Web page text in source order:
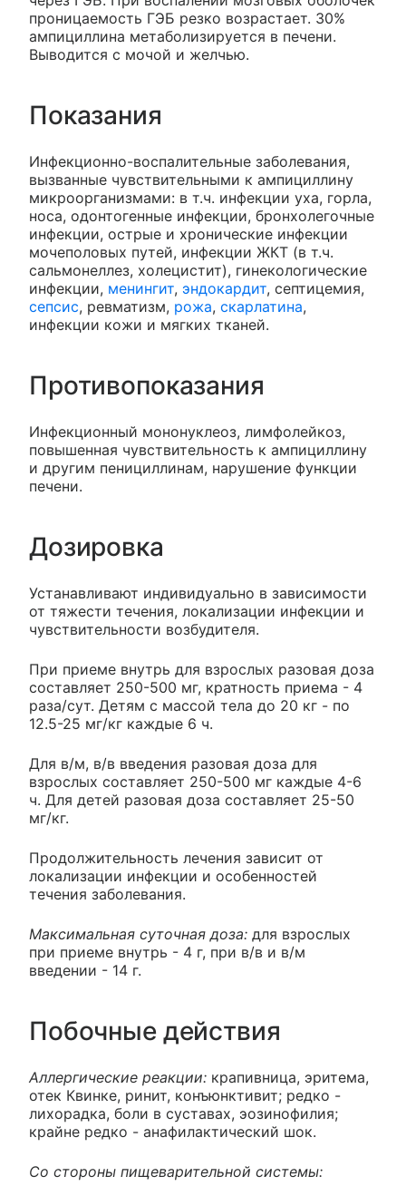
проницаемость ГЭБ резко возрастает. 30%
ампициллина метаболизируется в печени.
Выводится с мочой и желчью.
Показания
Инфекционно-воспалительные заболевания,
вызванные чувствительными к ампициллину
микроорганизмами: в т.ч. инфекции уха, горла,
носа, одонтогенные инфекции, бронхолегочные
инфекции, острые и хронические инфекции
мочеполовых путей, инфекции ЖКТ (в т.ч.
сальмонеллез, холецистит), гинекологические
инфекции, менингит, эндокардит, септицемия,
сепсис, ревматизм, рожа, скарлатина,
инфекции кожи и мягких тканей.
Противопоказания
Инфекционный мононуклеоз, лимфолейкоз,
повышенная чувствительность к ампициллину
и другим пенициллинам, нарушение функции
печени.
Дозировка
Устанавливают индивидуально в зависимости
от тяжести течения, локализации инфекции и
чувствительности возбудителя.
При приеме внутрь для взрослых разовая доза
составляет 250-500 мг, кратность приема - 4
раза/сут. Детям с массой тела до 20 кг - по
12.5-25 мг/кг каждые 6 ч.
Для в/м, в/в введения разовая доза для
взрослых составляет 250-500 мг каждые 4-6
ч. Для детей разовая доза составляет 25-50
мг/кг.
Продолжительность лечения зависит от
локализации инфекции и особенностей
течения заболевания.
Максимальная суточная доза: для взрослых
при приеме внутрь - 4 г, при в/в и в/м
введении - 14 г.
Побочные действия
Аллергические реакции: крапивница, эритема,
отек Квинке, ринит, конъюнктивит; редко -
лихорадка, боли в суставах, эозинофилия;
крайне редко - анафилактический шок.
Со стороны пищеварительной системы: